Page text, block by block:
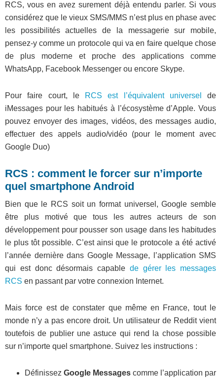
RCS, vous en avez surement déjà entendu parler. Si vous
considérez que le vieux SMS/MMS n’est plus en phase avec
les possibilités actuelles de la messagerie sur mobile,
pensez-y comme un protocole qui va en faire quelque chose
de plus moderne et proche des applications comme
WhatsApp, Facebook Messenger ou encore Skype.
Pour faire court, le RCS est l’équivalent universel
de
iMessages pour les habitués à l’écosystème d’Apple. Vous
pouvez envoyer des images, vidéos, des messages audio,
effectuer des appels audio/vidéo (pour le moment avec
Google Duo)
RCS : comment le forcer sur n’importe
quel smartphone Android
Bien que le RCS soit un format universel, Google semble
être plus motivé que tous les autres acteurs de son
développement pour pousser son usage dans les habitudes
le plus tôt possible. C’est ainsi que le protocole a été activé
l’année dernière dans Google Message, l’application SMS
qui est donc désormais capable de gérer les messages
RCS en passant par votre connexion Internet.
Mais force est de constater que même en France, tout le
monde n’y a pas encore droit. Un utilisateur de Reddit vient
toutefois de publier une astuce qui rend la chose possible
sur n’importe quel smartphone. Suivez les instructions :
Définissez Google Messages comme l’application par